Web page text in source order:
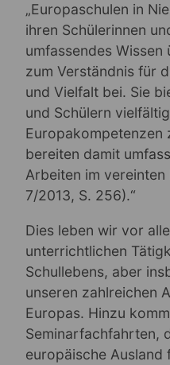
„Europaschulen in
ihren Schülerinnen
umfassendes
zum Verständnis für
und Vielfalt bei. Sie
und Schülern
Europakompetenzen
bereiten damit
Arbeiten im vereinten
7/2013, S. 256).“
Dies leben wir vor
unterrichtlichen
Schullebens, aber
unseren zahlreichen
Europas. Hinzu
Seminarfachfahrten,
europäische Ausland